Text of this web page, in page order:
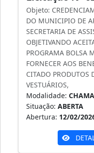
Objeto:
DO MUNICIPIO DE
SECRETARIA DE
OBJETIVANDO
PROGRAMA BOLSA
FORNECER AOS
CITADO PRODUTOS
VESTUÁRIOS,
Modalidade:
Situação: ABERTA
Abertura: 12/02/